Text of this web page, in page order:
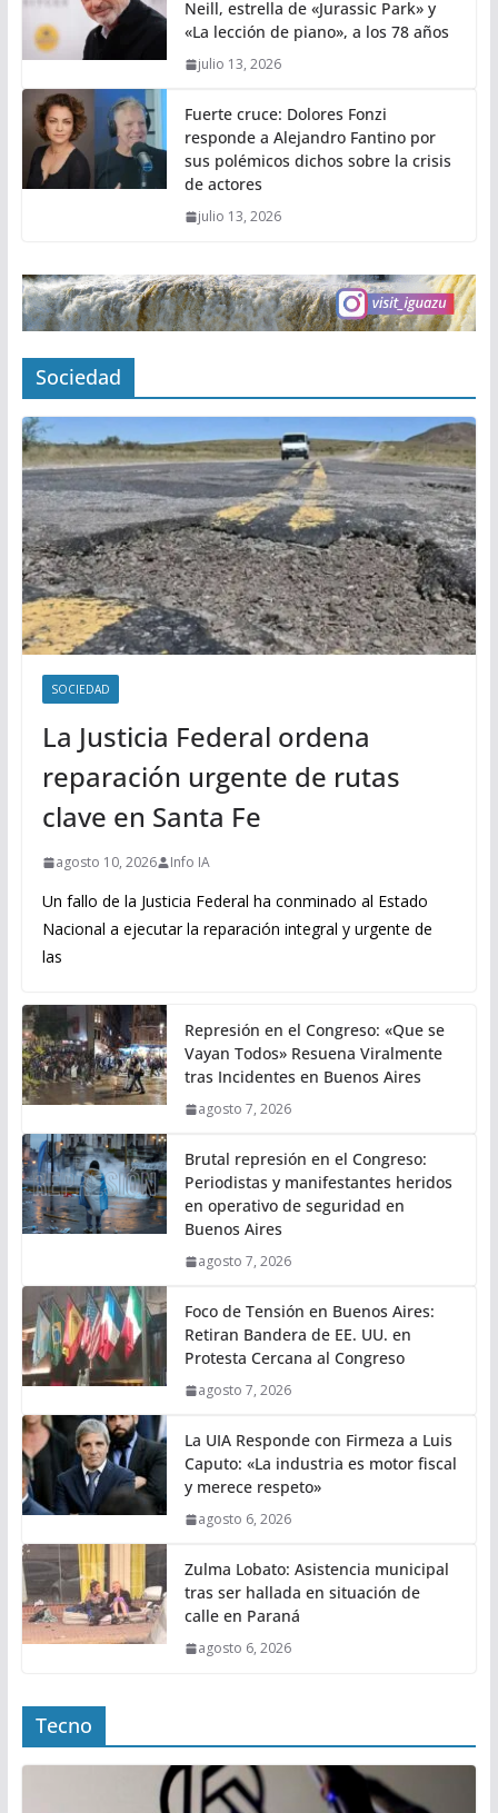
Neill, estrella de «Jurassic Park» y
«La lección de piano», a los 78 años
julio 13, 2026
Fuerte cruce: Dolores Fonzi
responde a Alejandro Fantino por
sus polémicos dichos sobre la crisis
de actores
julio 13, 2026
Sociedad
SOCIEDAD
La Justicia Federal ordena
reparación urgente de rutas
clave en Santa Fe
agosto 10, 2026 Info IA
Un fallo de la Justicia Federal ha conminado al Estado
Nacional a ejecutar la reparación integral y urgente de
las
Represión en el Congreso: «Que se
Vayan Todos» Resuena Viralmente
tras Incidentes en Buenos Aires
agosto 7, 2026
Brutal represión en el Congreso:
Periodistas y manifestantes heridos
en operativo de seguridad en
Buenos Aires
agosto 7, 2026
Foco de Tensión en Buenos Aires:
Retiran Bandera de EE. UU. en
Protesta Cercana al Congreso
agosto 7, 2026
La UIA Responde con Firmeza a Luis
Caputo: «La industria es motor fiscal
y merece respeto»
agosto 6, 2026
Zulma Lobato: Asistencia municipal
tras ser hallada en situación de
calle en Paraná
agosto 6, 2026
Tecno